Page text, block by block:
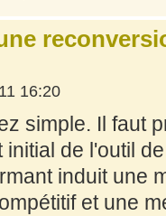
16:20
simple. Il faut
de l'outil
induit une
et une